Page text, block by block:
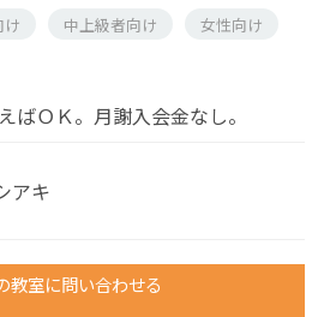
け 中上級者向け
女性向け
ばＯＫ。月謝入会金なし。
アキ
教室に問い合わせる